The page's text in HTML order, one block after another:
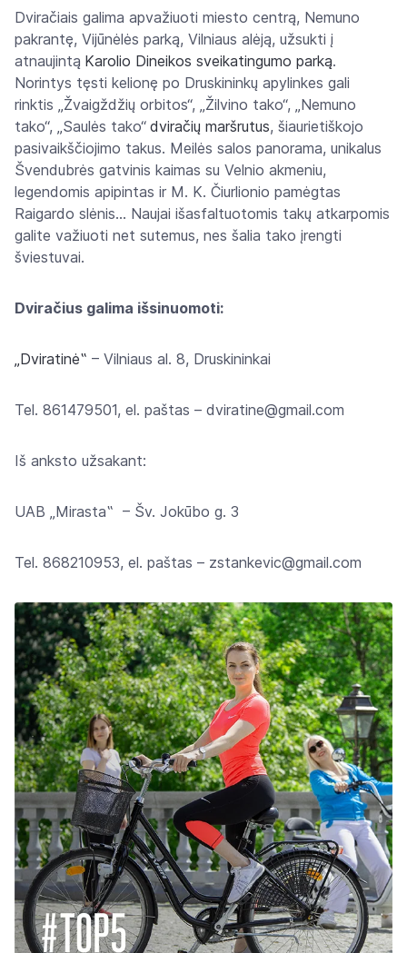
Dviračiais galima apvažiuoti miesto centrą, Nemuno
pakrantę, Vijūnėlės parką, Vilniaus alėją, užsukti į
atnaujintą Karolio Dineikos sveikatingumo parką.
Norintys tęsti kelionę po Druskininkų apylinkes gali
rinktis „Žvaigždžių orbitos“, „Žilvino tako“, „Nemuno
tako“, „Saulės tako“ dviračių maršrutus, šiaurietiškojo
pasivaikščiojimo takus. Meilės salos panorama, unikalus
Švendubrės gatvinis kaimas su Velnio akmeniu,
legendomis apipintas ir M. K. Čiurlionio pamėgtas
Raigardo slėnis… Naujai išasfaltuotomis takų atkarpomis
galite važiuoti net sutemus, nes šalia tako įrengti
šviestuvai.
Dviračius galima išsinuomoti:
„Dviratinė‟ – Vilniaus al. 8, Druskininkai
Tel. 861479501, el. paštas – dviratine@gmail.com
Iš anksto užsakant:
UAB „Mirasta‟ – Šv. Jokūbo g. 3
Tel. 868210953, el. paštas – zstankevic@gmail.com